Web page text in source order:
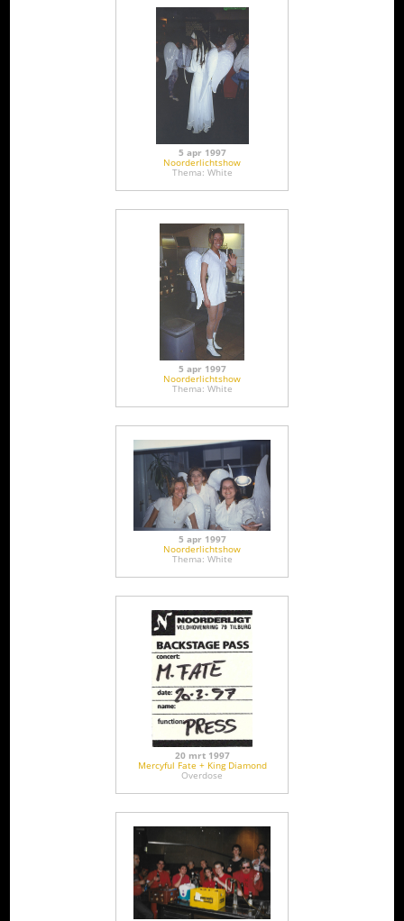
5 apr 1997
Noorderlichtshow
Thema: White
5 apr 1997
Noorderlichtshow
Thema: White
5 apr 1997
Noorderlichtshow
Thema: White
20 mrt 1997
Mercyful Fate + King Diamond
Overdose